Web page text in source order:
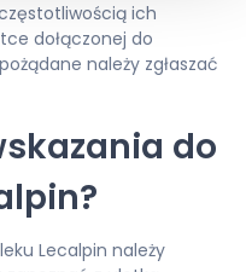
ich
dołączonej do
należy zgłaszać
do
Lecalpin należy